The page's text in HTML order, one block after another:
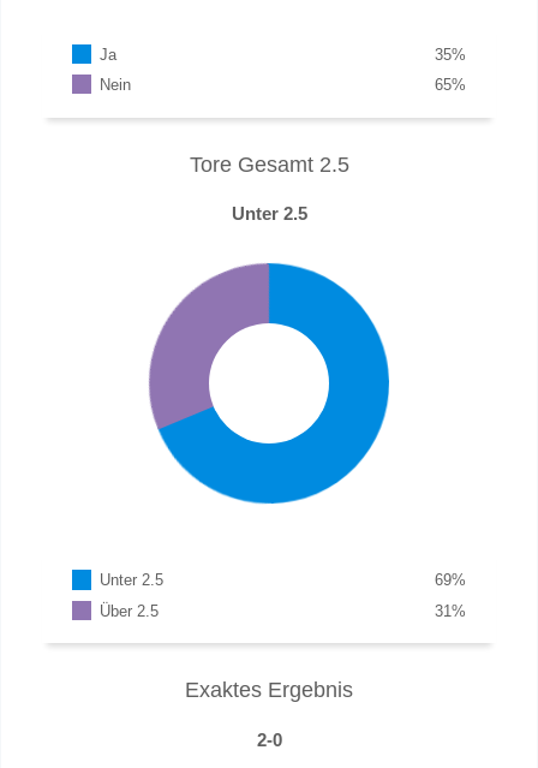
Ja %
35
Nein
%
65
Tore Gesamt 2.5
Unter 2.5
Unter 2.5 %
69
Über 2.5
%
31
Exaktes Ergebnis
2-0